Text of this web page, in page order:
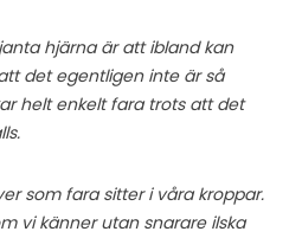
hjärna är att ibland kan
det egentligen inte är så
helt enkelt fara trots att det
som fara sitter i våra kroppar.
vi känner utan snarare ilska